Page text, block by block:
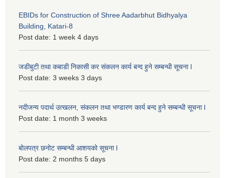
EBIDs for Construction of Shree Aadarbhut Bidhyalya
Building, Katari-8
Post date: 1 week 4 days
जडीबुटी तथा कबाडी निकासी कर संकलन कार्य बन्द हुने सम्बन्धी सूचना l
Post date: 3 weeks 3 days
नदीजन्य पदार्थ उत्खलन, संकलन तथा भण्डारण कार्य बन्द हुने सम्बन्धी सूचना l
Post date: 1 month 3 weeks
बोलपत्र छनोट सम्बन्धी आशयको सूचना l
Post date: 2 months 5 days